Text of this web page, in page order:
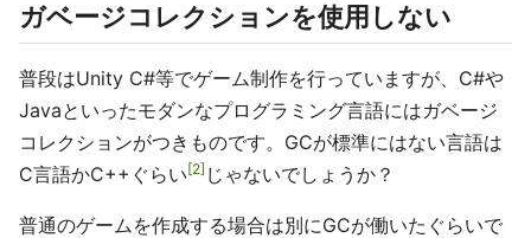
ガベージコレクションを使用しない
普段はUnity C#等でゲーム制作を行っていますが、C#や
Javaといったモダンなプログラミング言語にはガベージ
コレクションがつきものです。GCが標準にはない言語は
C言語かC++ぐらい 2 じゃないでしょうか？
普通のゲームを作成する場合は別にGCが働いたぐらいで